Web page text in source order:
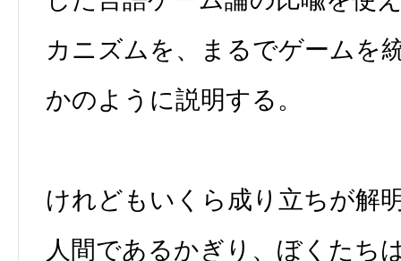
カニズムを、まるでゲームを
かのように説明する。
けれどもいくら成り立ちが解
人間であるかぎり、ぼくたち